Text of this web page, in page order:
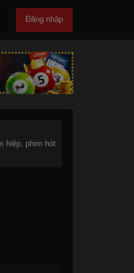
Đăng nhập
hiệp, phim hót